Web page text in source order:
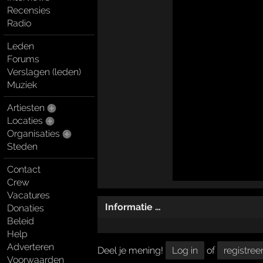
Recensies
Radio
Leden
Forums
Verslagen (leden)
Muziek
Artiesten
Locaties
Organisaties
Steden
Contact
Crew
Vacatures
Donaties
Beleid
Help
Adverteren
Voorwaarden
Informatie …
Deel je mening! Log in of registreer